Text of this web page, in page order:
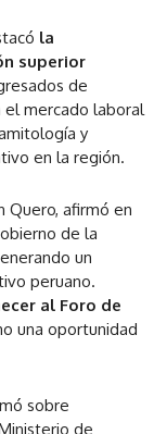
la
superior
de
el mercado laboral
y
en la región.
Quero, afirmó en
de la
un
peruano.
al Foro de
una oportunidad
sobre
de